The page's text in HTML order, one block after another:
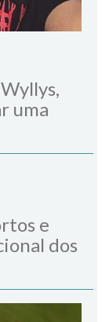
uma
e
dos